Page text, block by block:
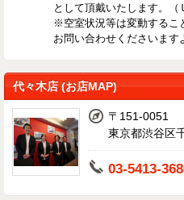
として頂戴いたします。（
※空室状況等は変動するこ
お問い合わせくださいます
代々木店 (お店MAP)
〒151-0051
東京都渋谷区
03-5413-